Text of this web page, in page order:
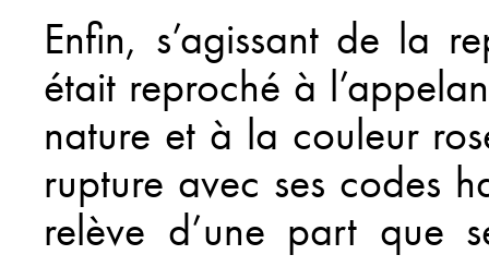
Enfin, s’agissant de la
était reproché à
nature et à la couleur
rupture avec ses codes
relève d’une part que